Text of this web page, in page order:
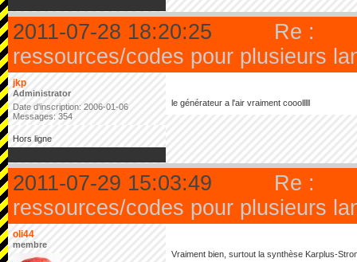
2011-07-28 18:20:25
Re :
ressources/codes pour plusieurs
jkp
Administrator
Date d'inscription: 2006-01-06
Messages: 354
le générateur a l'air vraiment cooolllll
Hors ligne
2011-07-29 15:03:49
Re :
ressources/codes pour plusieurs
oli44
membre
Vraiment bien, surtout la synthèse Karplus-